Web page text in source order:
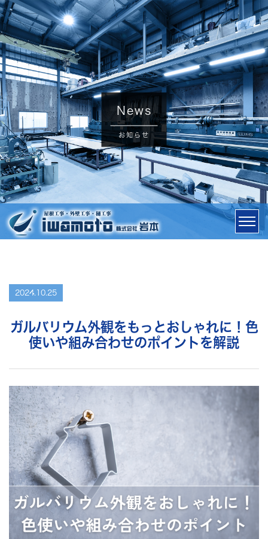
News
お知らせ
2024.10.25
ガルバリウム外観をもっとおしゃれに！色
使いや組み合わせのポイントを解説